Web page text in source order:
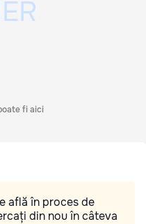
fi aici
află în proces de
din nou în câteva